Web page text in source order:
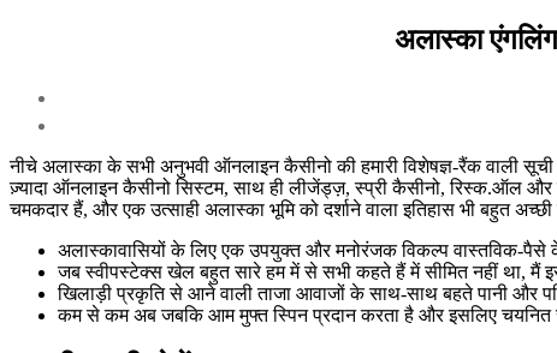
अलास्का
नीचे अलास्का के सभी अनुभवी ऑनलाइन कैसीनो की हमारी विशेषज्ञ-रैंक वाली
ज़्यादा ऑनलाइन कैसीनो सिस्टम, साथ ही लीजेंड्ज़, स्प्री कैसीनो, रिस्क.ऑल
चमकदार हैं, और एक उत्साही अलास्का भूमि को दर्शाने वाला इतिहास भी बहुत
अलास्कावासियों के लिए एक उपयुक्त और मनोरंजक विकल्प वास्तविक-
जब स्वीपस्टेक्स खेल बहुत सारे हम में से सभी कहते हैं में सीमित नहीं था, मैं
खिलाड़ी प्रकृति से आने वाली ताजा आवाजों के साथ-साथ बहते पानी और
कम से कम अब जबकि आम मुफ्त स्पिन प्रदान करता है और इसलिए चयनित